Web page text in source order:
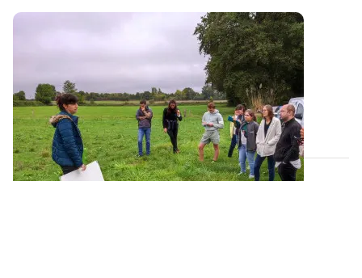
Le projet PhosphoBio s’achève bientôt !
Initialement prévu jusque fin mars 2024, le projet
PhosphoBio se prolongera finalement...
25 MARS 2024